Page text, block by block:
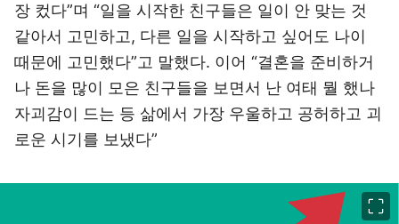
장 컸다”며 “일을 시작한 친구들은 일이 안 맞는 것
같아서 고민하고, 다른 일을 시작하고 싶어도 나이
때문에 고민했다”고 말했다. 이어 “결혼을 준비하거
나 돈을 많이 모은 친구들을 보면서 난 여태 뭘 했나
자괴감이 드는 등 삶에서 가장 우울하고 공허하고 괴
로운 시기를 보냈다”